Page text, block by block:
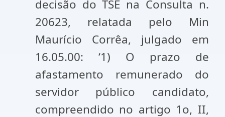
decisão do TSE na Consulta n.
20623, relatada pelo Min
Maurício Corrêa, julgado em
16.05.00: ‘1) O prazo de
afastamento remunerado do
servidor público candidato,
compreendido no artigo 1o, II,